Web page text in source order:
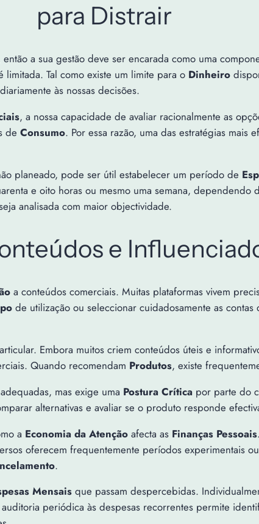
para Distrair
a sua gestão deve ser encarada como uma
Tal como existe um limite para o Dinheiro
às nossas decisões.
, a nossa capacidade de avaliar racionalmente as
de Consumo. Por essa razão, uma das estratégias mais
planeado, pode ser útil estabelecer um período de
e oito horas ou mesmo uma semana, dependendo
analisada com maior objectividade.
e
a conteúdos comerciais. Muitas plataformas vivem
de utilização ou seleccionar cuidadosamente as
Embora muitos criem conteúdos úteis e
Quando recomendam Produtos, existe
mas exige uma Postura Crítica por parte do
alternativas e avaliar se o produto responde
a Economia da Atenção afecta as Finanças Pessoais
oferecem frequentemente períodos experimentais
.
Mensais que passam despercebidas.
periódica às despesas recorrentes permite